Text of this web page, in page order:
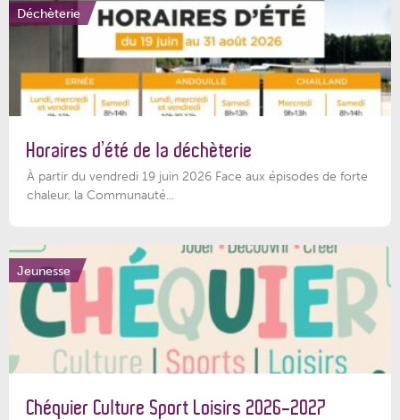
Déchèterie
Horaires d’été de la déchèterie
À partir du vendredi 19 juin 2026 Face aux épisodes de forte
chaleur, la Communauté...
Jeunesse
Chéquier Culture Sport Loisirs 2026-2027